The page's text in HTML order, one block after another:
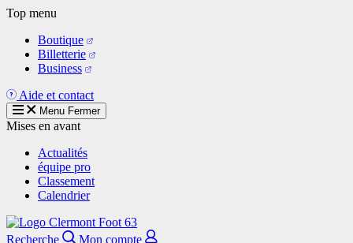
Aller
contenu
principal
Top menu
Boutique
Billetterie
Business
Aide et contact
Menu Fermer
Mises en avant
Actualités
équipe pro
Classement
Calendrier
Recherche
Mon compte